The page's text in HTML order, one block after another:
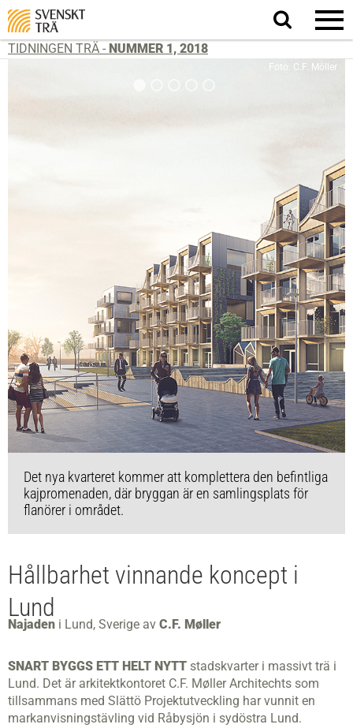
Sök
på
TIDNINGEN TRÄ - NUMMER 1, 2018
Foto: C.F. Möller
Det nya kvarteret kommer att komplettera den befintliga
kajpromenaden, där bryggan är en samlingsplats för
flanörer i området.
Hållbarhet vinnande koncept i
Lund
Najaden i Lund, Sverige av C.F. Møller
SNART BYGGS ETT HELT NYTT stadskvarter i massivt trä i
Lund. Det är arkitektkontoret C.F. Møller Architechts som
tillsammans med Slättö Projektutveckling har vunnit en
markanvisningstävling vid Råbysjön i sydöstra Lund.